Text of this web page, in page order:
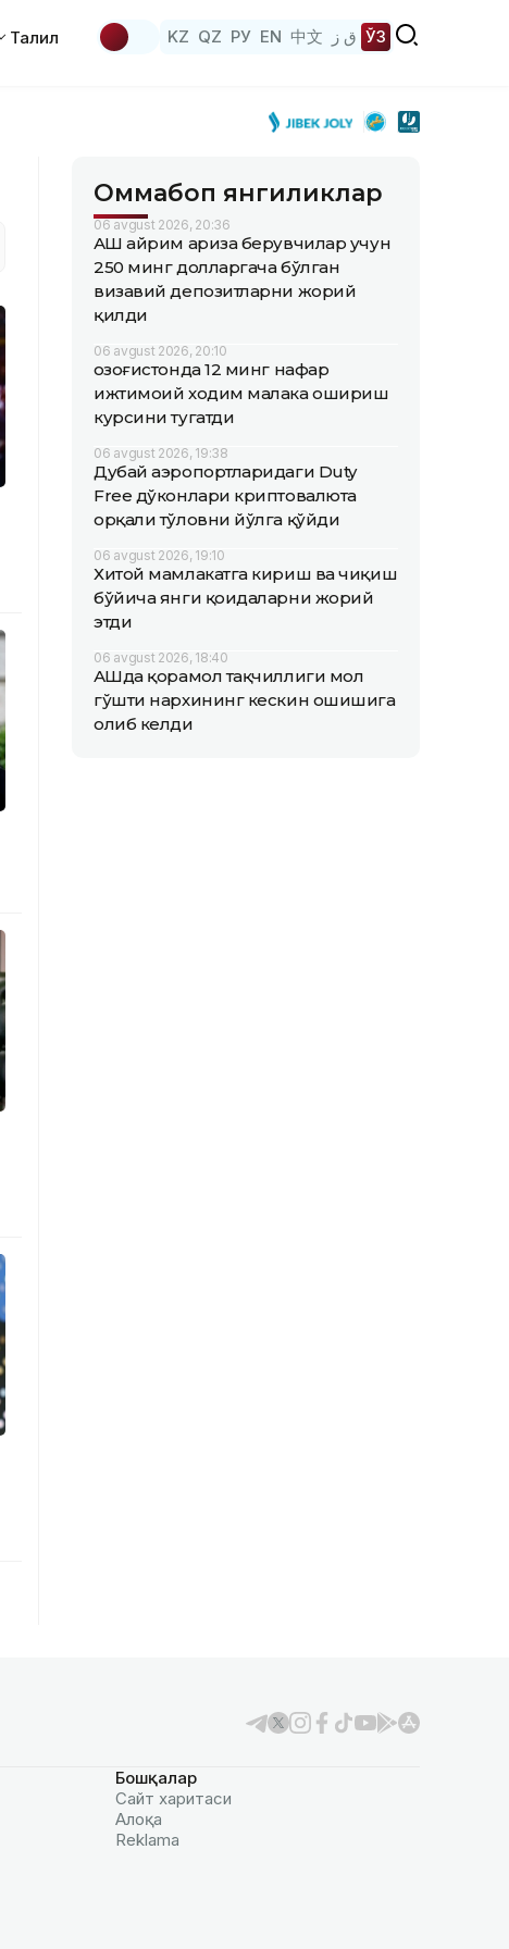
Таҳлил KZ QZ РУ EN 中文 ق ز ЎЗ
Оммабоп янгиликлар
06 avgust 2026, 20:36
АҚШ айрим ариза берувчилар учун
250 минг долларгача бўлган
визавий депозитларни жорий
қилди
06 avgust 2026, 20:10
Қозоғистонда 12 минг нафар
ижтимоий ходим малака ошириш
курсини тугатди
06 avgust 2026, 19:38
Дубай аэропортларидаги Duty
Free дўконлари криптовалюта
орқали тўловни йўлга қўйди
06 avgust 2026, 19:10
Хитой мамлакатга кириш ва чиқиш
бўйича янги қоидаларни жорий
этди
06 avgust 2026, 18:40
АҚШда қорамол тақчиллиги мол
гўшти нархининг кескин ошишига
олиб келди
Бошқалар
Сайт харитаси
Алоқа
Reklamа